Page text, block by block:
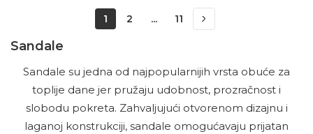
1 2 ... 11
Sandale
Sandale su jedna od najpopularnijih vrsta obuće za
toplije dane jer pružaju udobnost, prozračnost i
slobodu pokreta. Zahvaljujući otvorenom dizajnu i
laganoj konstrukciji, sandale omogućavaju prijatan